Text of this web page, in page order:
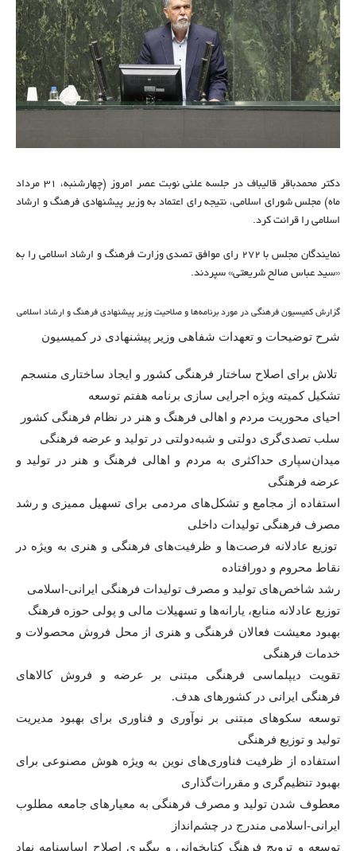
دکتر محمدباقر قالیباف در جلسه علنی نوبت عصر امروز (چهارشنبه، 31 مرداد
ماه) مجلس شورای اسلامی، نتیجه رای اعتماد به وزیر پیشنهادی فرهنگ و ارشاد
اسلامی را قرائت کرد.
نمایندگان مجلس با 272 رای موافق تصدی وزارت فرهنگ و ارشاد اسلامی را به
«سید عباس صالح شریعتی» سپردند.
گزارش کمیسیون فرهنگی در مورد برنامه‌ها و صلاحیت وزیر پیشنهادی فرهنگ و ارشاد اسلامی
شرح توضیحات و تعهدات شفاهی وزیر پیشنهادی در کمیسیون
تلاش برای اصلاح ساختار فرهنگی کشور و ایجاد ساختاری منسجم
تشکیل کمیته ویژه اجرایی سازی برنامه هفتم توسعه
احیای محوریت مردم و اهالی فرهنگ و هنر در نظام فرهنگی کشور
سلب تصدی‌گری دولتی و شبه‌دولتی در تولید و عرضه فرهنگی
میدان‌سپاری حداکثری به مردم و اهالی فرهنگ و هنر در تولید و
عرضه فرهنگی
استفاده از مجامع و تشکل‌های مردمی برای تسهیل ممیزی و رشد
مصرف فرهنگی تولیدات داخلی
توزیع عادلانه فرصت‌ها و ظرفیت‌های فرهنگی و هنری به ویژه در
نقاط محروم و دورافتاده
رشد شاخص‌های تولید و مصرف تولیدات فرهنگی ایرانی-اسلامی
توزیع عادلانه منابع، یارانه‌ها و تسهیلات مالی و پولی حوزه فرهنگ
بهبود معیشت فعالان فرهنگی و هنری از محل فروش محصولات و
خدمات فرهنگی
تقویت دیپلماسی فرهنگی مبتنی بر عرضه و فروش کالاهای
فرهنگی ایرانی در کشورهای هدف.
توسعه سکوهای مبتنی بر نوآوری و فناوری برای بهبود مدیریت
تولید و توزیع فرهنگی
استفاده از ظرفیت فناوری‌های نوین به ویژه هوش مصنوعی برای
بهبود تنظیم‌گری و مقررات‌گذاری
معطوف شدن تولید و مصرف فرهنگی به معیارهای جامعه مطلوب
ایرانی-اسلامی مندرج در چشم‌انداز
توسعه و ترویج فرهنگ کتابخوانی و پیگیری اصلاح اساسنامه نهاد